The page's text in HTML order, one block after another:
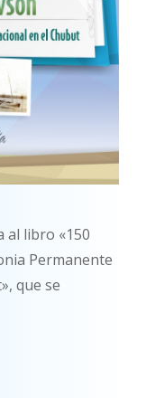
al libro «150
Permanente
que se